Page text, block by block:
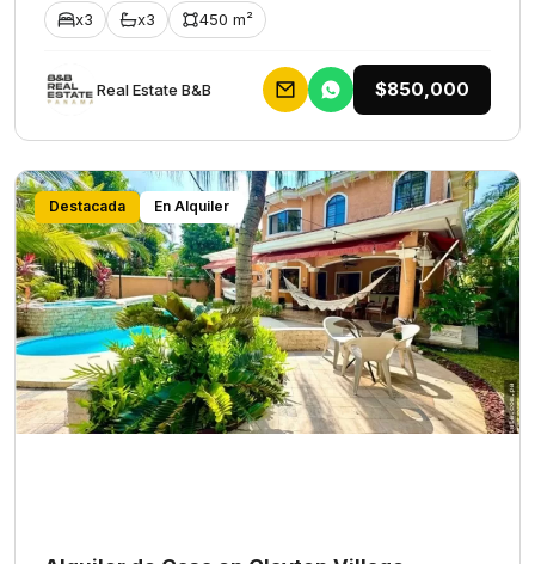
x3 x3 450 m²
Rеаl Еstаtе В&В $850,000
Destacada En Alquiler